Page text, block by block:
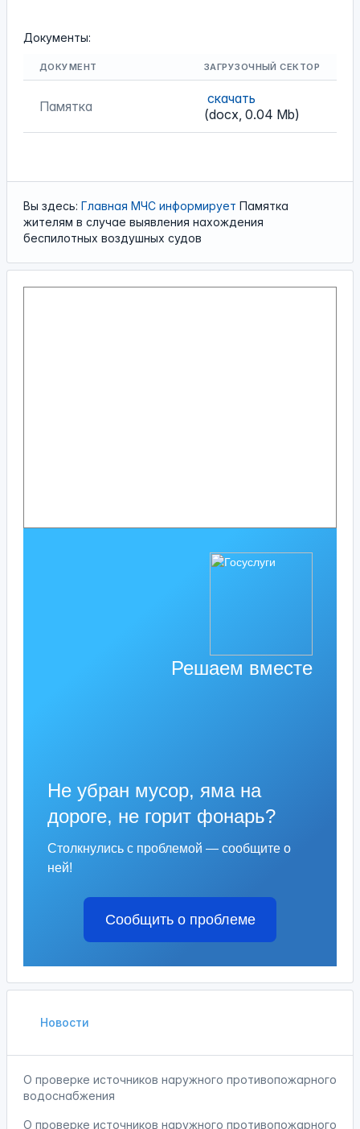
Документы:
ДОКУМЕНТ ЗАГРУЗОЧНЫЙ СЕКТОР
Памятка
скачать
(docx, 0.04 Mb)
Вы здесь: Главная МЧС информирует Памятка
жителям в случае выявления нахождения
беспилотных воздушных судов
Решаем вместе
Не убран мусор, яма на
дороге, не горит фонарь?
Столкнулись с проблемой — сообщите о
ней!
Сообщить о проблеме
Новости
О проверке источников наружного противопожарного
водоснабжения
О проверке источников наружного противопожарного